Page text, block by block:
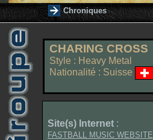
Chroniques
CHARING CROSS
Style : Heavy Metal
Nationalité : Suisse
Site(s) Internet :
FASTBALL MUSIC WEBSITE